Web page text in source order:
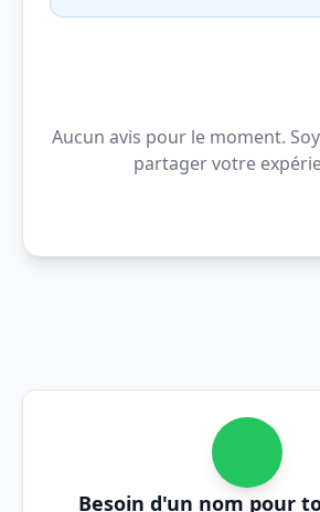
Aucun avis pour le moment.
partager votre
Besoin d'un nom pour